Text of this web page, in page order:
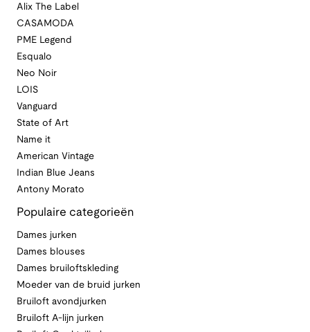
Alix The Label
CASAMODA
PME Legend
Esqualo
Neo Noir
LOIS
Vanguard
State of Art
Name it
American Vintage
Indian Blue Jeans
Antony Morato
Populaire categorieën
Dames jurken
Dames blouses
Dames bruiloftskleding
Moeder van de bruid jurken
Bruiloft avondjurken
Bruiloft A-lijn jurken